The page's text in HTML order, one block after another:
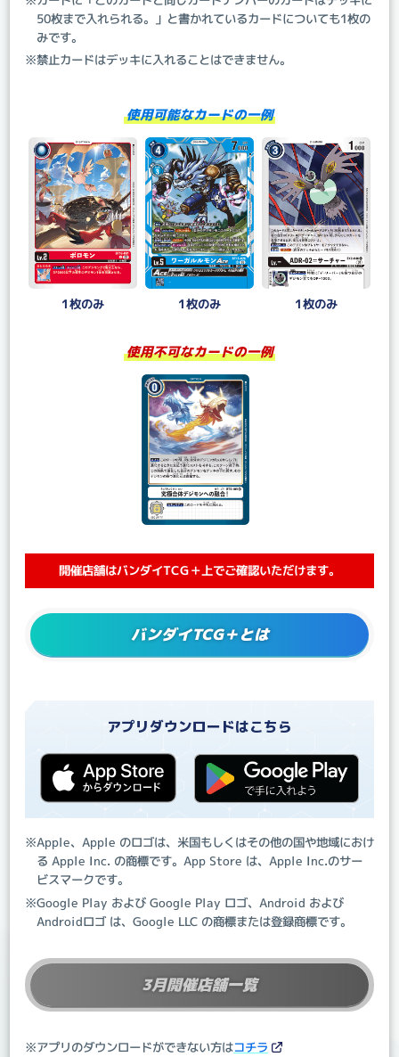
50枚まで入れられる。」と書かれているカードについても1枚の
みです。
※禁止カードはデッキに入れることはできません。
使用可能なカードの一例
1枚のみ 1枚のみ 1枚のみ
使用不可なカードの一例
開催店舗はバンダイTCG＋上でご確認いただけます。
バンダイTCG＋とは
アプリダウンロードはこちら
※Apple、Apple のロゴは、米国もしくはその他の国や地域におけ
る Apple Inc. の商標です。App Store は、Apple Inc.のサー
ビスマークです。
※Google Play および Google Play ロゴ、Android および
Androidロゴ は、Google LLC の商標または登録商標です。
3月開催店舗一覧
※アプリのダウンロードができない方はコチラ